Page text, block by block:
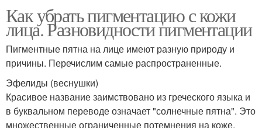
Как убрать пигментацию с кожи
лица. Разновидности пигментации
Пигментные пятна на лице имеют разную природу и
причины. Перечислим самые распространенные.
Эфелиды (веснушки)
Красивое название заимствовано из греческого языка и
в буквальном переводе означает "солнечные пятна". Это
множественные ограниченные потемнения на коже,